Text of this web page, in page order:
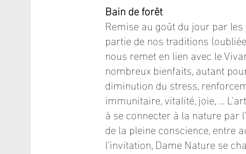
Bain de forêt
Remise au goût du jour par
partie de nos traditions
nous remet en lien avec le
nombreux bienfaits, autant
diminution du stress,
immunitaire, vitalité, joie, …
à se connecter à la nature par
de la pleine conscience, entre
l’invitation, Dame Nature se